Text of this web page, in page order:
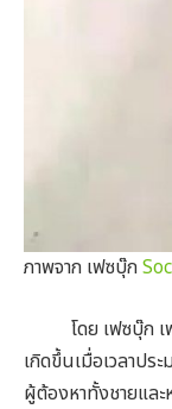
ภาพจาก เฟซบุ๊ก
โดย เฟซบุ๊ก เพ
เกิดขึ้นเมื่อเวลาป
ผู้ต้องหาทั้งชายแล